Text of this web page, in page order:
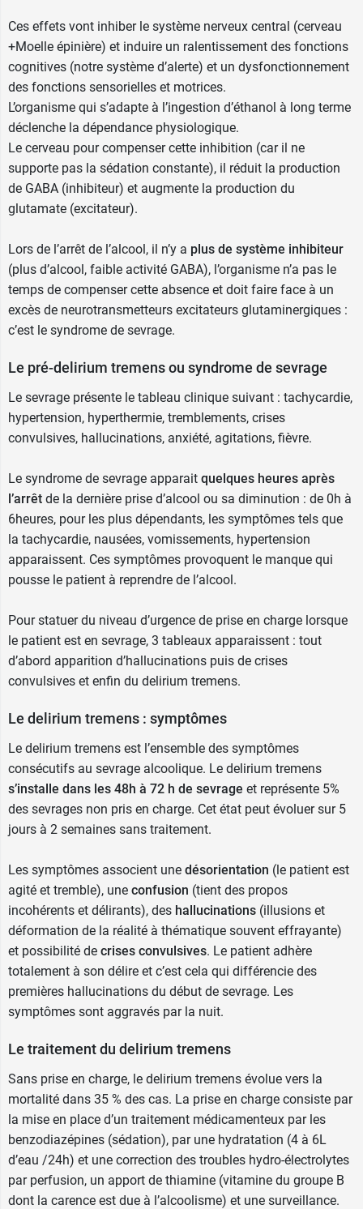
Ces effets vont inhiber le système nerveux central (cerveau
+Moelle épinière) et induire un ralentissement des fonctions
cognitives (notre système d’alerte) et un dysfonctionnement
des fonctions sensorielles et motrices.
L’organisme qui s’adapte à l’ingestion d’éthanol à long terme
déclenche la dépendance physiologique.
Le cerveau pour compenser cette inhibition (car il ne
supporte pas la sédation constante), il réduit la production
de GABA (inhibiteur) et augmente la production du
glutamate (excitateur).
Lors de l’arrêt de l’alcool, il n’y a plus de système inhibiteur
(plus d’alcool, faible activité GABA), l’organisme n’a pas le
temps de compenser cette absence et doit faire face à un
excès de neurotransmetteurs excitateurs glutaminergiques :
c’est le syndrome de sevrage.
Le pré-delirium tremens ou syndrome de sevrage
Le sevrage présente le tableau clinique suivant : tachycardie,
hypertension, hyperthermie, tremblements, crises
convulsives, hallucinations, anxiété, agitations, fièvre.
Le syndrome de sevrage apparait quelques heures après
l’arrêt de la dernière prise d’alcool ou sa diminution : de 0h à
6heures, pour les plus dépendants, les symptômes tels que
la tachycardie, nausées, vomissements, hypertension
apparaissent. Ces symptômes provoquent le manque qui
pousse le patient à reprendre de l’alcool.
Pour statuer du niveau d’urgence de prise en charge lorsque
le patient est en sevrage, 3 tableaux apparaissent : tout
d’abord apparition d’hallucinations puis de crises
convulsives et enfin du delirium tremens.
Le delirium tremens : symptômes
Le delirium tremens est l’ensemble des symptômes
consécutifs au sevrage alcoolique. Le delirium tremens
s’installe dans les 48h à 72 h de sevrage et représente 5%
des sevrages non pris en charge. Cet état peut évoluer sur 5
jours à 2 semaines sans traitement.
Les symptômes associent une désorientation (le patient est
agité et tremble), une confusion (tient des propos
incohérents et délirants), des hallucinations (illusions et
déformation de la réalité à thématique souvent effrayante)
et possibilité de crises convulsives. Le patient adhère
totalement à son délire et c’est cela qui différencie des
premières hallucinations du début de sevrage. Les
symptômes sont aggravés par la nuit.
Le traitement du delirium tremens
Sans prise en charge, le delirium tremens évolue vers la
mortalité dans 35 % des cas. La prise en charge consiste par
la mise en place d’un traitement médicamenteux par les
benzodiazépines (sédation), par une hydratation (4 à 6L
d’eau /24h) et une correction des troubles hydro-électrolytes
par perfusion, un apport de thiamine (vitamine du groupe B
dont la carence est due à l’alcoolisme) et une surveillance.